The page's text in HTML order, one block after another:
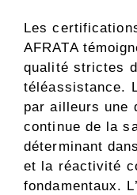
Les
AFRATA
qualité strictes
téléassistance.
par ailleurs une
continue de la
déterminant
et la réactivité
fondamentaux.